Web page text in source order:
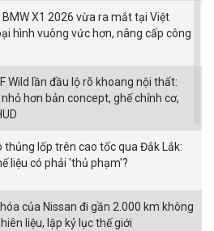
BMW X1 2026 vừa ra mắt tại Việt
hình vuông vức hơn, nâng cấp công
Wild lần đầu lộ rõ khoang nội thất:
hơn bản concept, ghế chỉnh cơ,
thủng lốp trên cao tốc qua Đắk Lắk:
liệu có phải 'thủ phạm'?
của Nissan đi gần 2.000 km không
liệu, lập kỷ lục thế giới